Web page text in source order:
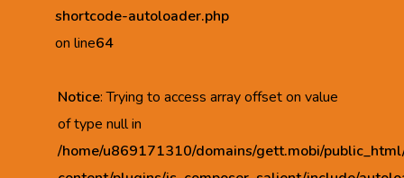
shortcode-autoloader.php
on line64
Notice: Trying to access array offset on value
of type null in
/home/u869171310/domains/gett.mobi/